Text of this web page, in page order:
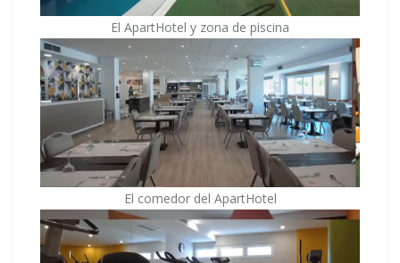
El ApartHotel y zona de piscina
El comedor del ApartHotel